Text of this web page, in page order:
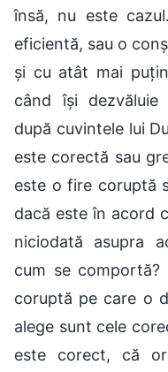
însă, nu este
eficientă, sau o
și cu atât mai
când își
după cuvintele lui
este corectă sau
este o fire coruptă
dacă este în acord
niciodată asupra
cum se comportă?
coruptă pe care o
alege sunt cele
este corect, că